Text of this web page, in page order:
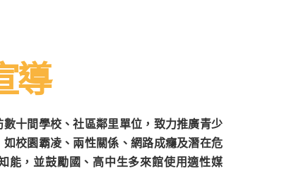
導
數十間學校、社區鄰里單位，致力推廣青少
校園霸凌、兩性關係、網路成癮及潛在危
能，並鼓勵國、高中生多來館使用適性媒